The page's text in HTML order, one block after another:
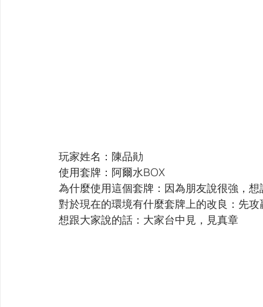
玩家姓名：陳品勛
使用套牌：阿爾水BOX
為什麼使用這個套牌：因為朋友說很強，想
對於現在的環境有什麼套牌上的改良：先
想跟大家說的話：大家台中見，見真章